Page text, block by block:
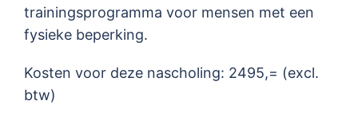
trainingsprogramma voor mensen met een
fysieke beperking.
Kosten voor deze nascholing: 2495,= (excl.
btw)